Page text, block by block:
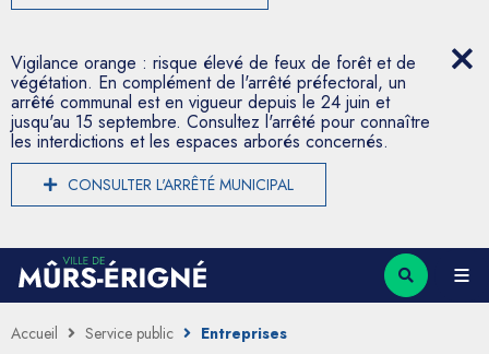
Vigilance orange : risque élevé de feux de forêt et de
végétation. En complément de l'arrêté préfectoral, un
arrêté communal est en vigueur depuis le 24 juin et
jusqu'au 15 septembre. Consultez l'arrêté pour connaître
les interdictions et les espaces arborés concernés.
CONSULTER L'ARRÊTÉ MUNICIPAL
Accueil Service public Entreprises